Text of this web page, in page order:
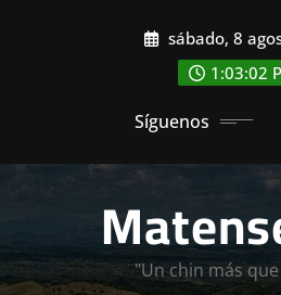
sábado, 8
1:03:03
Síguenos
"Un chin más